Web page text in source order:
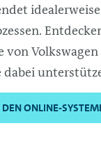
von
dabei
ONLINE-